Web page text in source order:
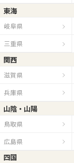
東海
岐阜県
三重県
関西
滋賀県
兵庫県
山陰・山陽
鳥取県
広島県
四国